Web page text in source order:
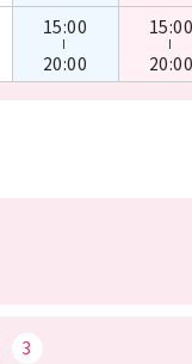
15:00
20:00
15:00
20:00
3